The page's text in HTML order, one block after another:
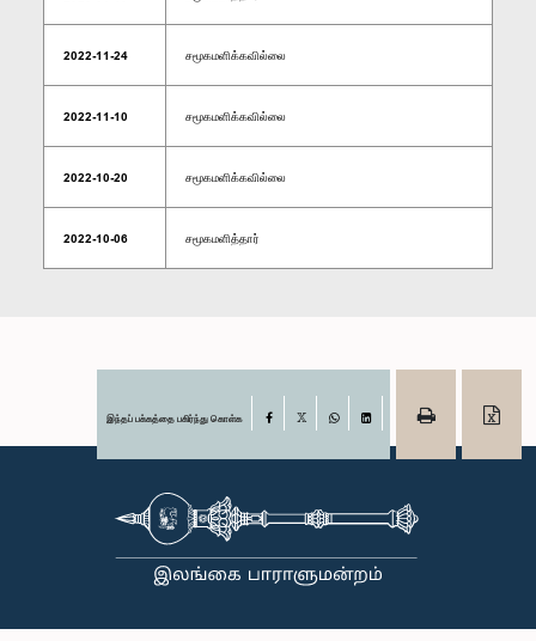
2022-11-24 சமூகமளிக்கவில்லை
2022-11-10 சமூகமளிக்கவில்லை
2022-10-20 சமூகமளிக்கவில்லை
2022-10-06 சமூகமளித்தார்
இந்தப் பக்கத்தை பகிர்ந்து கொள்க Facebook